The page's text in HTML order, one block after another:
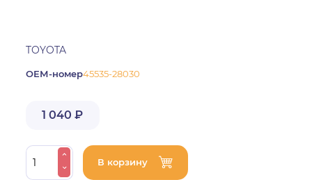
TOYOTA
ОЕМ-номер45535-28030
1 040 ₽
В корзину